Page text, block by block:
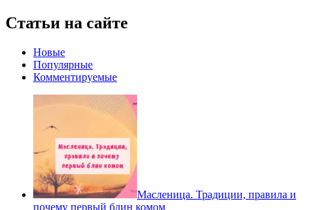
Статьи на сайте
Новые
Популярные
Комментируемые
Масленица. Традиции, правила и
почему первый блин комом